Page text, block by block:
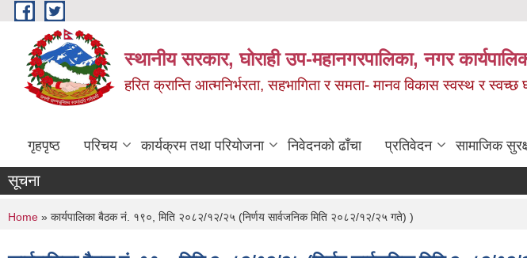
Skip to main content
स्थानीय सरकार, घोराही उप-महानगरपालिका, नगर
हरित क्रान्ति आत्मनिर्भरता, सहभागिता र समता- मानव विकास स्वस्थ र स्वच्छ
गृहपृष्ठ परिचय कार्यक्रम तथा परियोजना निवेदनको ढाँचा प्रतिवेदन सामाजिक
सूचना
You are here
Home » कार्यपालिका बैठक नं. १९०, मिति २०८२/१२/२५ (निर्णय सार्वजनिक मिति २०८२/१२/२५ गते) )